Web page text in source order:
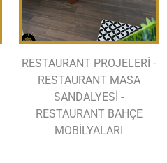
RESTAURANT PROJELERİ -
RESTAURANT MASA
SANDALYESİ -
RESTAURANT BAHÇE
MOBİLYALARI